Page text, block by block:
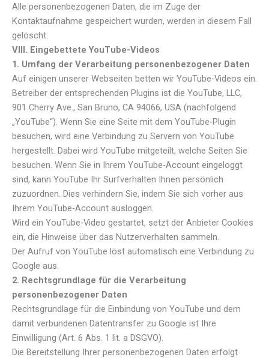
Alle personenbezogenen Daten, die im Zuge der
Kontaktaufnahme gespeichert wurden, werden in diesem Fall
gelöscht.
VIII. Eingebettete YouTube-Videos
1. Umfang der Verarbeitung personenbezogener Daten
Auf einigen unserer Webseiten betten wir YouTube-Videos ein.
Betreiber der entsprechenden Plugins ist die YouTube, LLC,
901 Cherry Ave., San Bruno, CA 94066, USA (nachfolgend
„YouTube“). Wenn Sie eine Seite mit dem YouTube-Plugin
besuchen, wird eine Verbindung zu Servern von YouTube
hergestellt. Dabei wird YouTube mitgeteilt, welche Seiten Sie
besuchen. Wenn Sie in Ihrem YouTube-Account eingeloggt
sind, kann YouTube Ihr Surfverhalten Ihnen persönlich
zuzuordnen. Dies verhindern Sie, indem Sie sich vorher aus
Ihrem YouTube-Account ausloggen.
Wird ein YouTube-Video gestartet, setzt der Anbieter Cookies
ein, die Hinweise über das Nutzerverhalten sammeln.
Der Aufruf von YouTube löst automatisch eine Verbindung zu
Google aus.
2. Rechtsgrundlage für die Verarbeitung
personenbezogener Daten
Rechtsgrundlage für die Einbindung von YouTube und dem
damit verbundenen Datentransfer zu Google ist Ihre
Einwilligung (Art. 6 Abs. 1 lit. a DSGVO).
Die Bereitstellung Ihrer personenbezogenen Daten erfolgt